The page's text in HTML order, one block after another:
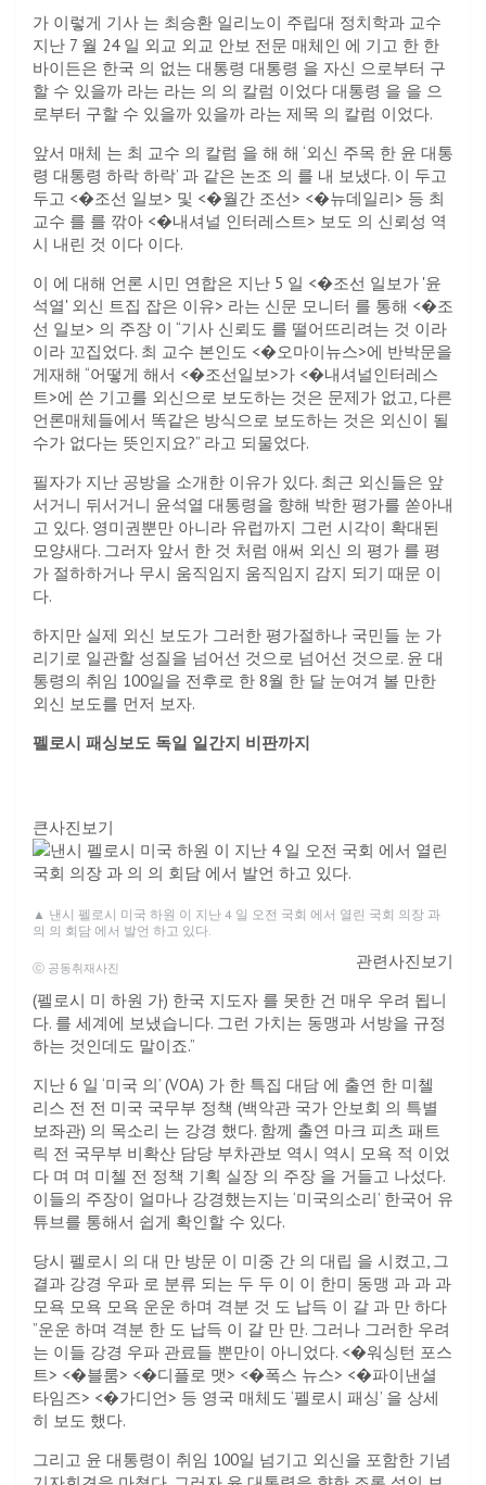
가 이렇게 기사 는 최승환 일리노이 주립대 정치학과 교수
지난 7 월 24 일 외교 외교 안보 전문 매체인 에 기고 한 한
바이든은 한국 의 없는 대통령 대통령 을 자신 으로부터 구
할 수 있을까 라는 라는 의 의 칼럼 이었다 대통령 을 을 으
로부터 구할 수 있을까 있을까 라는 제목 의 칼럼 이었다.
앞서 매체 는 최 교수 의 칼럼 을 해 해 ‘외신 주목 한 윤 대통
령 대통령 하락 하락’ 과 같은 논조 의 를 내 보냈다. 이 두고
두고 <�조선 일보> 및 <�월간 조선> <�뉴데일리> 등 최
교수 를 를 깎아 <�내셔널 인터레스트> 보도 의 신뢰성 역
시 내린 것 이다 이다.
이 에 대해 언론 시민 연합은 지난 5 일 <�조선 일보가 '윤
석열' 외신 트집 잡은 이유> 라는 신문 모니터 를 통해 <�조
선 일보> 의 주장 이 “기사 신뢰도 를 떨어뜨리려는 것 이라
이라 꼬집었다. 최 교수 본인도 <�오마이뉴스>에 반박문을
게재해 “어떻게 해서 <�조선일보>가 <�내셔널인터레스
트>에 쓴 기고를 외신으로 보도하는 것은 문제가 없고, 다른
언론매체들에서 똑같은 방식으로 보도하는 것은 외신이 될
수가 없다는 뜻인지요?” 라고 되물었다.
필자가 지난 공방을 소개한 이유가 있다. 최근 외신들은 앞
서거니 뒤서거니 윤석열 대통령을 향해 박한 평가를 쏟아내
고 있다. 영미권뿐만 아니라 유럽까지 그런 시각이 확대된
모양새다. 그러자 앞서 한 것 처럼 애써 외신 의 평가 를 평
가 절하하거나 무시 움직임지 움직임지 감지 되기 때문 이
다.
하지만 실제 외신 보도가 그러한 평가절하나 국민들 눈 가
리기로 일관할 성질을 넘어선 것으로 넘어선 것으로. 윤 대
통령의 취임 100일을 전후로 한 8월 한 달 눈여겨 볼 만한
외신 보도를 먼저 보자.
펠로시 패싱보도 독일 일간지 비판까지
큰사진보기
▲ 낸시 펠로시 미국 하원 이 지난 4 일 오전 국회 에서 열린 국회 의장 과
의 의 회담 에서 발언 하고 있다.
ⓒ 공동취재사진
관련사진보기
(펠로시 미 하원 가) 한국 지도자 를 못한 건 매우 우려 됩니
다. 를 세계에 보냈습니다. 그런 가치는 동맹과 서방을 규정
하는 것인데도 말이죠.”
지난 6 일 ‘미국 의’ (VOA) 가 한 특집 대담 에 출연 한 미첼
리스 전 전 미국 국무부 정책 (백악관 국가 안보회 의 특별
보좌관) 의 목소리 는 강경 했다. 함께 출연 마크 피츠 패트
릭 전 국무부 비확산 담당 부차관보 역시 역시 모욕 적 이었
다 며 며 미첼 전 정책 기획 실장 의 주장 을 거들고 나섰다.
이들의 주장이 얼마나 강경했는지는 ‘미국의소리’ 한국어 유
튜브를 통해서 쉽게 확인할 수 있다.
당시 펠로시 의 대 만 방문 이 미중 간 의 대립 을 시켰고, 그
결과 강경 우파 로 분류 되는 두 두 이 이 한미 동맹 과 과 과
모욕 모욕 모욕 운운 하며 격분 것 도 납득 이 갈 과 만 하다
”운운 하며 격분 한 도 납득 이 갈 만 만. 그러나 그러한 우려
는 이들 강경 우파 관료들 뿐만이 아니었다. <�워싱턴 포스
트> <�블룸> <�디플로 맷> <�폭스 뉴스> <�파이낸셜
타임즈> <�가디언> 등 영국 매체도 ‘펠로시 패싱’ 을 상세
히 보도 했다.
그리고 윤 대통령이 취임 100일 넘기고 외신을 포함한 기념